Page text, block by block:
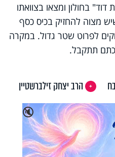
דוד" בחולון ומצאו בצוואתו
מצוה להחזיק בכיס כסף
לפרוט שטר גדול. במקרה
תתקבל.
הרב יצחק זילברשטיין
🔇